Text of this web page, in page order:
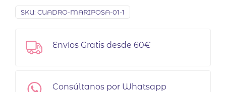
SKU: CUADRO-MARIPOSA-01-1
Envíos Gratis desde 60€
Consúltanos por Whatsapp